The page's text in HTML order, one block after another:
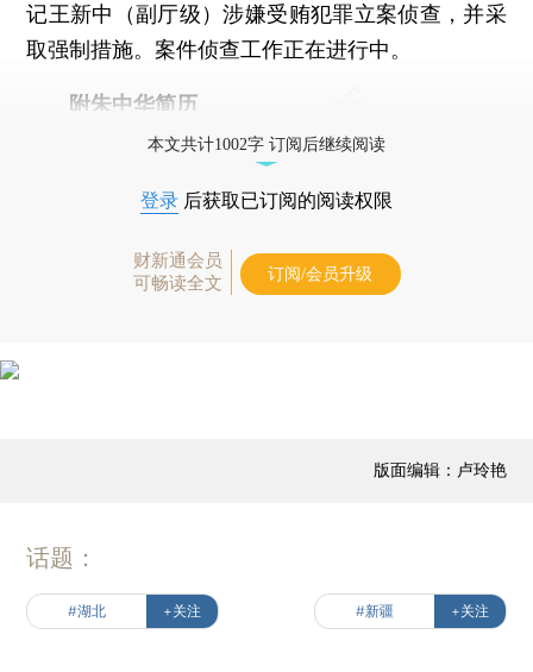
记王新中（副厅级）涉嫌受贿犯罪立案侦查，并采
取强制措施。案件侦查工作正在进行中。
附朱中华简历
本文共计1002字 订阅后继续阅读
登录 后获取已订阅的阅读权限
财新通会员
可畅读全文
订阅/会员升级
版面编辑：卢玲艳
话题：
#湖北 +关注 #新疆 +关注